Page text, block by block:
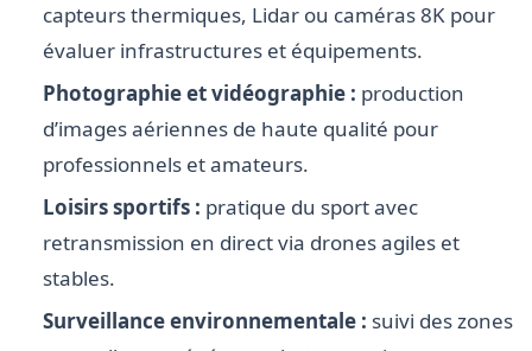
capteurs thermiques, Lidar ou caméras 8K pour
évaluer infrastructures et équipements.
Photographie et vidéographie : production
d’images aériennes de haute qualité pour
professionnels et amateurs.
Loisirs sportifs : pratique du sport avec
retransmission en direct via drones agiles et
stables.
Surveillance environnementale : suivi des zones